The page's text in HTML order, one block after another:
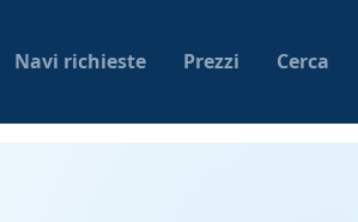
Navi richieste Prezzi Cerca